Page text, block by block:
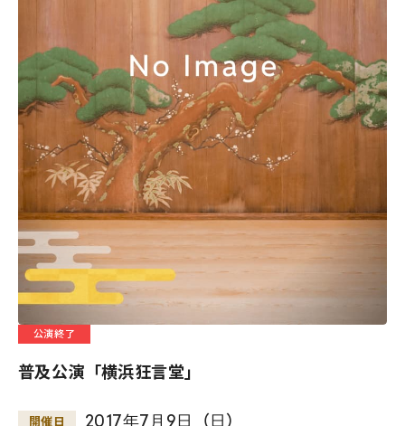
公演終了
普及公演「横浜狂言堂」
開催日 2017年7月 9日 （日）